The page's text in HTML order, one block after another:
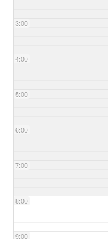
3:00
4:00
5:00
6:00
7:00
8:00
9:00